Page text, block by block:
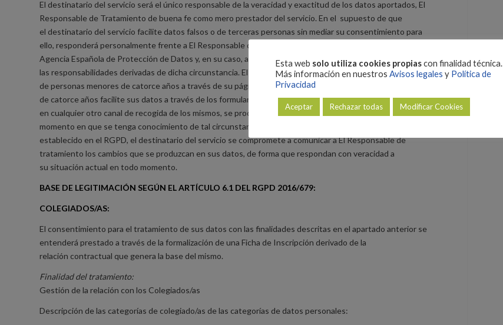
El destinatario del servicio será el único responsable de la veracidad y exactitud de los datos aportados, El
Responsable de Tratamiento de buena fe como mero prestador del servicio. En el supuesto de que
el destinatario del servicio facilite datos falsos o de terceras personas sin mediar su consentimiento para
ello, responderá personalmente frente a El Responsable de Tratamiento, los afectados o interesados,
Agencia Española de Protección de Datos y, en su caso, autoridades autonómicas de protección de datos, de
las responsabilidades derivadas de dicha circunstancia. El Responsable de Tratamiento no recoge datos
de personas menores de catorce años a través de su página web. En el supuesto de que una persona menor
de catorce años facilite sus datos a través de los formularios dispuestos al efecto en nuestra página web o
en cualquier otro canal de recogida de los mismos, se procederá a su destrucción inmediata en el mismo
momento en que se tenga conocimiento de tal circunstancia. Con la finalidad de dar cumplimiento a lo
establecido en el RGPD, el destinatario del servicio se compromete a comunicar a El Responsable de
tratamiento los cambios que se produzcan en sus datos, de forma que respondan con veracidad a
su situación actual en todo momento.
BASE DE LEGITIMACIÓN SEGÚN EL ARTÍCULO 6.1 DEL RGPD 2016/679:
COLEGIADOS/AS:
El consentimiento para el tratamiento de sus datos con las finalidades descritas en el apartado anterior se
entenderá prestado a través de la formalización de una Ficha de Inscripción derivado de la
relación contractual que genera la base del mismo.
Finalidad del tratamiento:
Gestión de la relación con los Colegiados/as
Descripción de las categorías de colegiado/as de las categorías de datos personales:
Esta web solo utiliza cookies propiascon finalidad técnica.
Más información en nuestros Avisos legales y Política de
Privacidad
Aceptar Rechazar todas Modificar Cookies